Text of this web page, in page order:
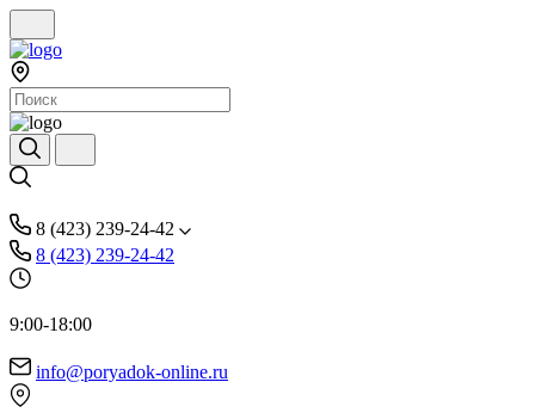
8 (423) 239-24-42
8 (423) 239-24-42
9:00-18:00
info@poryadok-online.ru